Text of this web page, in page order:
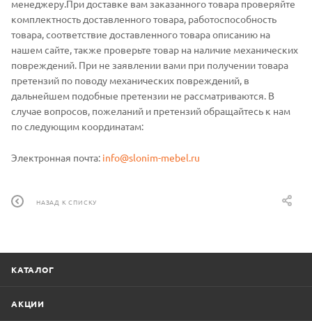
менеджеру.При доставке вам заказанного товара проверяйте
комплектность доставленного товара, работоспособность
товара, соответствие доставленного товара описанию на
нашем сайте, также проверьте товар на наличие механических
повреждений. При не заявлении вами при получении товара
претензий по поводу механических повреждений, в
дальнейшем подобные претензии не рассматриваются. В
случае вопросов, пожеланий и претензий обращайтесь к нам
по следующим координатам:
Электронная почта: info@slonim-mebel.ru
НАЗАД К СПИСКУ
КАТАЛОГ
АКЦИИ